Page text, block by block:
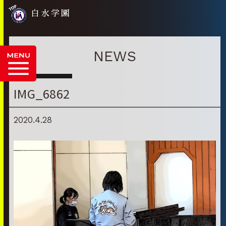
白水学園
NEWS
IMG_6862
2020.4.28